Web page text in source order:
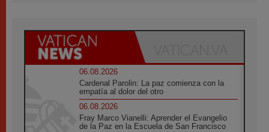
06.08.2026
Cardenal Parolin: La paz comienza con la
empatía al dolor del otro
06.08.2026
Fray Marco Vianelli: Aprender el Evangelio
de la Paz en la Escuela de San Francisco